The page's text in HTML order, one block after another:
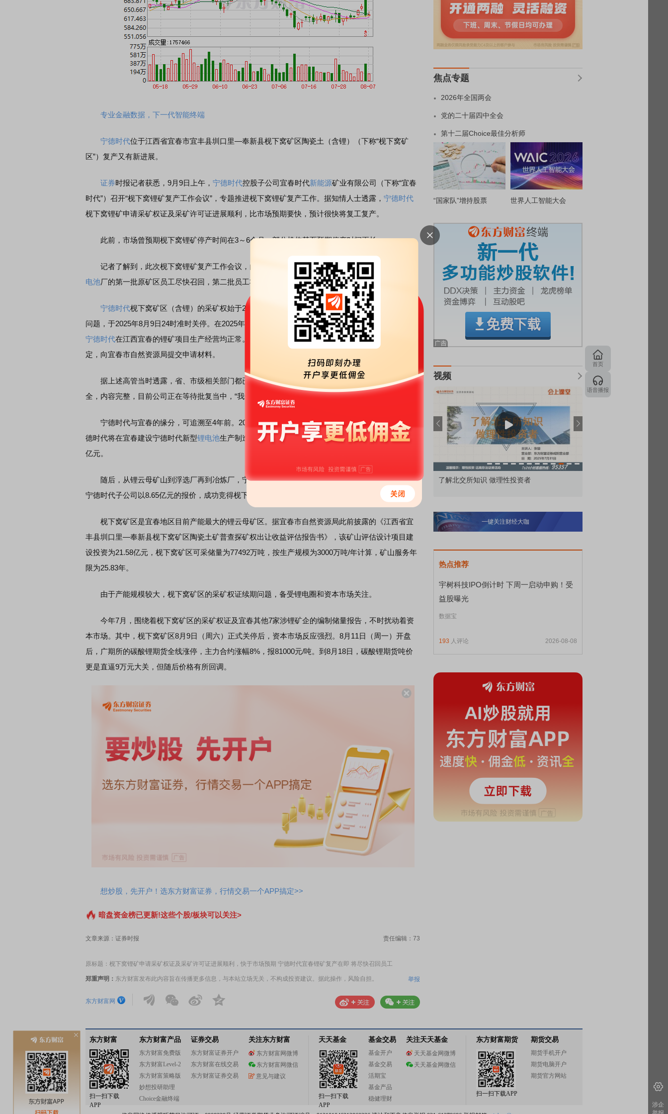
专业金融数据，下一代智能终端
宁德时代位于江西省宜春市宜丰县圳口里—奉新县枧下窝矿区陶瓷土（含锂）（下称“枧下窝矿
区”）复产又有新进展。
证券时报记者获悉，9月9日上午， 宁德时代控股子公司宜春时代新能源矿业有限公司（下称“宜春
时代”）召开“枧下窝锂矿复产工作会议”，专题推进枧下窝锂矿复产工作。据知情人士透露， 宁德时代
枧下窝锂矿申请采矿权证及采矿许可证进展顺利，比市场预期要快，预计很快将复工复产。
此前，市场曾预期枧下窝锂矿停产时间在3～6个月，部分机构甚至预期停产时间更长。
记者了解到，此次枧下窝锂矿复产工作会议，由宜春时代总经理主持，会议决定将已调整应援到
电池厂的第一批原矿区员工尽快召回，第二批员工将停止应援调配。
宁德时代枧下窝矿区（含锂）的采矿权始于2022年8月9日，2025年8月9日到期。因该矿权的续期
问题，于2025年8月9日24时准时关停。在2025年半年报业绩解读会上，宁德时代相关高管表示，目前
宁德时代在江西宜春的锂矿项目生产经营均正常。至于采矿权续期的问题，宁德时代已按照相关规
定，向宜春市自然资源局提交申请材料。
据上述高管当时透露，省、市级相关部门都已确认收件，宁德时代申请采矿权续期的材料要件齐
全，内容完整，目前公司正在等待批复当中，“我们觉得是相对比较乐观的状况”。
宁德时代与宜春的缘分，可追溯至4年前。2021年9月，宁德时代与宜春市政府签署合作协议，宁
德时代将在宜春建设宁德时代新型锂电池生产制造基地项目，规划用地面积1300亩，投资总金额约135
亿元。
随后，从锂云母矿山到浮选厂再到冶炼厂，宁德时代在宜春的布局相继展开。其中，2022年4月，
宁德时代子公司以8.65亿元的报价，成功竞得枧下窝矿区探矿权。
枧下窝矿区是宜春地区目前产能最大的锂云母矿区。据宜春市自然资源局此前披露的《江西省宜
丰县圳口里—奉新县枧下窝矿区陶瓷土矿普查探矿权出让收益评估报告书》，该矿山评估设计项目建
设投资为21.58亿元，枧下窝矿区可采储量为77492万吨，按生产规模为3000万吨/年计算，矿山服务年
限为25.83年。
由于产能规模较大，枧下窝矿区的采矿权证续期问题，备受锂电圈和资本市场关注。
今年7月，围绕着枧下窝矿区的采矿权证及宜春其他7家涉锂矿企的编制储量报告，不时扰动着资
本市场。其中，枧下窝矿区8月9日（周六）正式关停后，资本市场反应强烈。8月11日（周一）开盘
后，广期所的碳酸锂期货全线涨停，主力合约涨幅8%，报81000元/吨。到8月18日，碳酸锂期货吨价
更是直逼9万元大关，但随后价格有所回调。
想炒股，先开户！选东方财富证券，行情交易一个APP搞定>>
暗盘资金榜已更新!这些个股/板块可以关注>
文章来源：证券时报 责任编辑：73
原标题：枧下窝锂矿申请采矿权证及采矿许可证进展顺利，快于市场预期 宁德时代宜春锂矿复产在即 将尽快召回员工
郑重声明： 东方财富发布此内容旨在传播更多信息，与本站立场无关，不构成投资建议。据此操作，风险自担。 举报
东方财富网
焦点专题
2026年全国两会
党的二十届四中全会
第十二届Choice最佳分析师
“国家队”增持股票 世界人工智能大会
视频
首席连线｜东方财富证券陈果：A股再平衡的
债券知识通识：从基础认知到特色品种 了解北交所知识 做理性投资者 市价委托那么多种，究竟怎么用？
一键关注财经大咖
热点推荐
宇树科技IPO倒计时 下周一启动申购！受
益股曝光
数据宝
193 人评论 2026-08-08
首页
语音播报
东方财富
扫一扫下载
APP
东方财富产品
东方财富免费版
东方财富Level-2
东方财富策略版
妙想投研助理
Choice金融终端
证券交易
东方财富证券开户
东方财富在线交易
东方财富证券交易
关注东方财富
东方财富网微博
东方财富网微信
意见与建议
天天基金
扫一扫下载
APP
基金交易
基金开户
基金交易
活期宝
基金产品
稳健理财
关注天天基金
天天基金网微博
天天基金网微信
东方财富期货
扫一扫下载APP
期货交易
期货手机开户
期货电脑开户
期货官方网站
涉企